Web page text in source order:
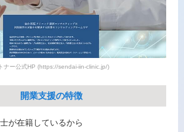
ナー公式HP (https://sendai-iin-clinic.jp/)
開業支援の特徴
が在籍しているから